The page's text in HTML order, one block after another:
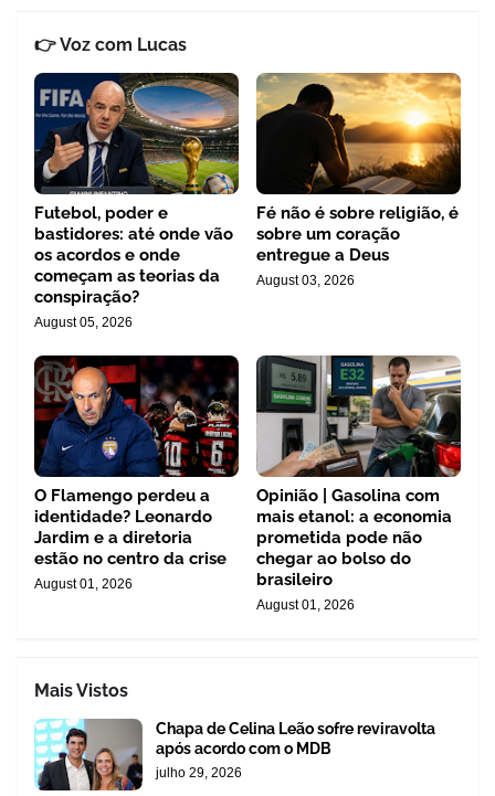
👉 Voz com Lucas
Futebol, poder e
bastidores: até onde vão
os acordos e onde
começam as teorias da
conspiração?
August 05, 2026
Fé não é sobre religião, é
sobre um coração
entregue a Deus
August 03, 2026
O Flamengo perdeu a
identidade? Leonardo
Jardim e a diretoria
estão no centro da crise
August 01, 2026
Opinião | Gasolina com
mais etanol: a economia
prometida pode não
chegar ao bolso do
brasileiro
August 01, 2026
Mais Vistos
Chapa de Celina Leão sofre reviravolta
após acordo com o MDB
julho 29, 2026